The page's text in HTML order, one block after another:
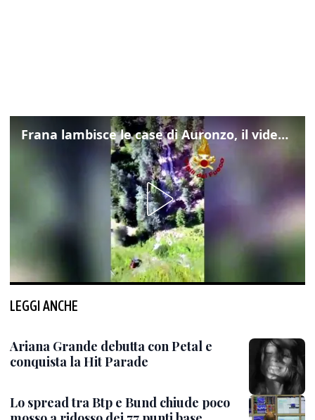
Frana lambisce le case di Auronzo, il video dall'elicottero dei vigili del fuoco
LEGGI ANCHE
Ariana Grande debutta con Petal e
conquista la Hit Parade
Lo spread tra Btp e Bund chiude poco